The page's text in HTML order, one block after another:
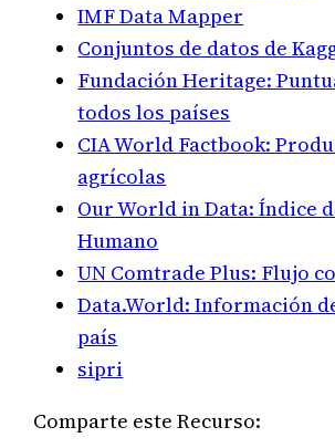
IMF Data Mapper
Conjuntos de datos de
Fundación Heritage:
todos los países
CIA World Factbook:
agrícolas
Our World in Data: Índice
Humano
UN Comtrade Plus: Flujo
Data.World: Información
país
sipri
Comparte este Recurso: